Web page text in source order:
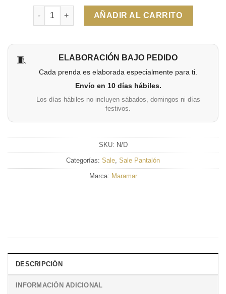
Cantidad
AÑADIR AL CARRITO
🧵 ELABORACIÓN BAJO PEDIDO
Cada prenda es elaborada especialmente para ti.
Envío en 10 días hábiles.
Los días hábiles no incluyen sábados, domingos ni días
festivos.
SKU: N/D
Categorías: Sale Sale Pantalón
Marca: Maramar
DESCRIPCIÓN
INFORMACIÓN ADICIONAL